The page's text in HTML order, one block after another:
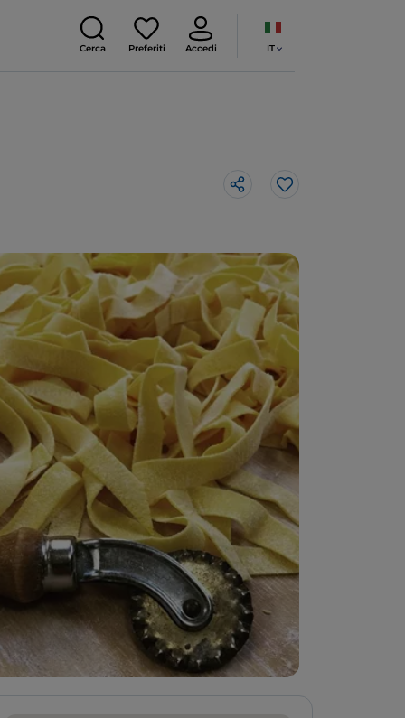
Cerca Preferiti Accedi IT
Like